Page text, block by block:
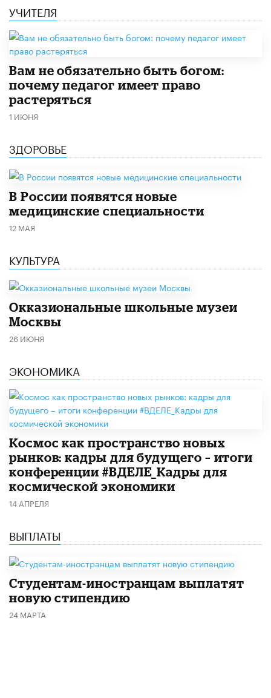
УЧИТЕЛЯ
​Вам не обязательно быть богом:
почему педагог имеет право
растеряться
1 ИЮНЯ
ЗДОРОВЬЕ
В России появятся новые
медицинские специальности
12 МАЯ
КУЛЬТУРА
​Окказиональные школьные музеи
Москвы
26 ИЮНЯ
ЭКОНОМИКА
Космос как пространство новых
рынков: кадры для будущего – итоги
конференции #ВДЕЛЕ_Кадры для
космической экономики
14 АПРЕЛЯ
ВЫПЛАТЫ
Студентам-иностранцам выплатят
новую стипендию
24 МАРТА